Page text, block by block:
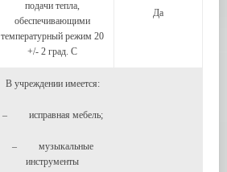
подачи тепла,
обеспечивающими
температурный режим 20
+/- 2 град. C
Да
В учреждении имеется:
– исправная мебель;
– музыкальные
инструменты